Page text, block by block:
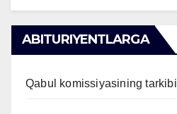
ABITURIYENTLARGA
Qabul komissiyasining tarkibi